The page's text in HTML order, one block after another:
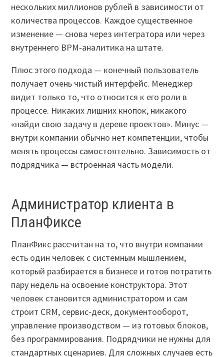
нескольких миллионов рублей в зависимости от
количества процессов. Каждое существенное
изменение — снова через интегратора или через
внутреннего BPM-аналитика на штате.
Плюс этого подхода — конечный пользователь
получает очень чистый интерфейс. Менеджер
видит только то, что относится к его роли в
процессе. Никаких лишних кнопок, никакого
«найди свою задачу в дереве проектов». Минус —
внутри компании обычно нет компетенции, чтобы
менять процессы самостоятельно. Зависимость от
подрядчика — встроенная часть модели.
Администратор клиента в
ПланФиксе
ПланФикс рассчитан на то, что внутри компании
есть один человек с системным мышлением,
который разбирается в бизнесе и готов потратить
пару недель на освоение конструктора. Этот
человек становится администратором и сам
строит CRM, сервис-деск, документооборот,
управление производством — из готовых блоков,
без программирования. Подрядчики не нужны для
стандартных сценариев. Для сложных случаев есть